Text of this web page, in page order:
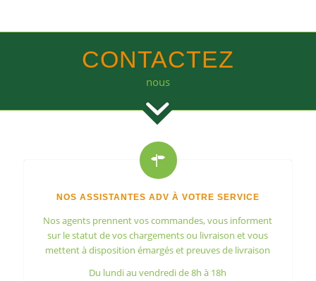
CONTACTEZ
nous
NOS ASSISTANTES ADV À VOTRE SERVICE
Nos agents prennent vos commandes, vous informent
sur le statut de vos chargements ou livraison et vous
mettent à disposition émargés et preuves de livraison
Du lundi au vendredi de 8h à 18h